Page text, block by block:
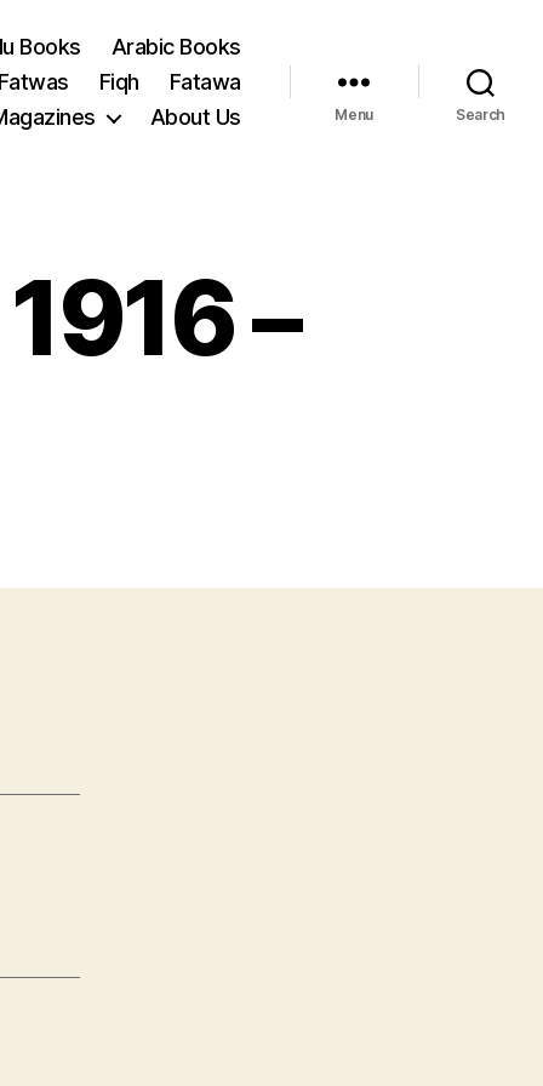
Books
Arabic Books
Fiqh
Fatawa
About Us Menu Search
–